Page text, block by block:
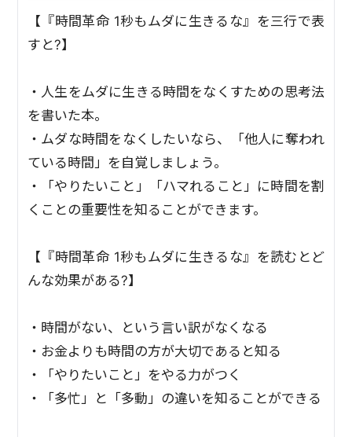
【『時間革命 1秒もムダに生きるな』を三行で表
すと?】
・人生をムダに生きる時間をなくすための思考法
を書いた本。
・ムダな時間をなくしたいなら、「他人に奪われ
ている時間」を自覚しましょう。
・「やりたいこと」「ハマれること」に時間を割
くことの重要性を知ることができます。
【『時間革命 1秒もムダに生きるな』を読むとど
んな効果がある?】
・時間がない、という言い訳がなくなる
・お金よりも時間の方が大切であると知る
・「やりたいこと」をやる力がつく
・「多忙」と「多動」の違いを知ることができる